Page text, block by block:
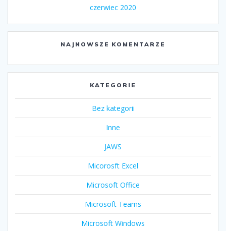
czerwiec 2020
NAJNOWSZE KOMENTARZE
KATEGORIE
Bez kategorii
Inne
JAWS
Micorosft Excel
Microsoft Office
Microsoft Teams
Microsoft Windows